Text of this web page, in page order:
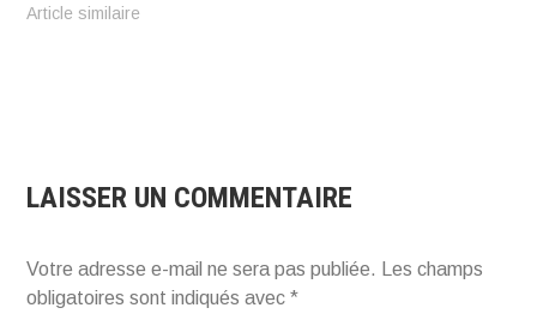
Article similaire
LAISSER UN COMMENTAIRE
Votre adresse e-mail ne sera pas publiée.
Les champs
obligatoires sont indiqués avec*